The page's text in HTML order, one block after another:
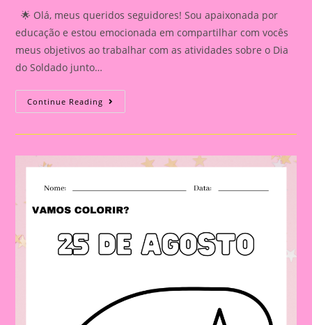
🌟 Olá, meus queridos seguidores! Sou apaixonada por
educação e estou emocionada em compartilhar com vocês
meus objetivos ao trabalhar com as atividades sobre o Dia
do Soldado junto…
Continue Reading Desenhos
Para
Dia